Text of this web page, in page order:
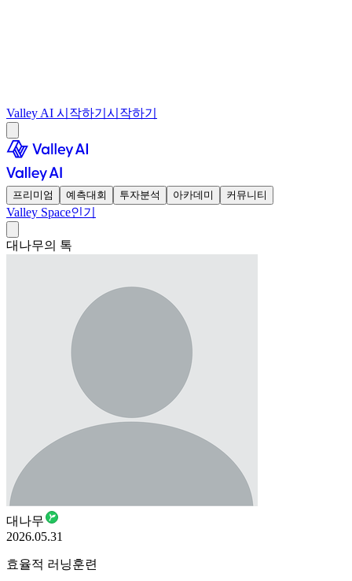
Valley AI 시작하기 시작하기
프리미엄 예측대회 투자분석 아카데미 커뮤니티
Valley Space인기
대나무의 톡
대나무
2026.05.31
효율적 러닝훈련